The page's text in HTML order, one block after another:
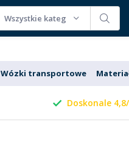
Wszystkie kategorie
Wózki transportowe
Doskonale